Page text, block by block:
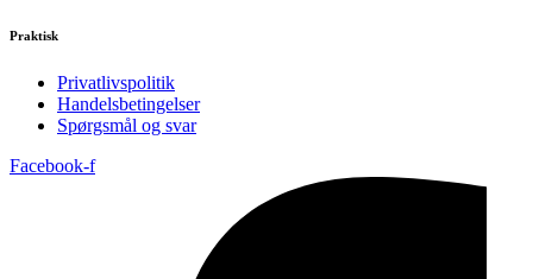
Praktisk
Privatlivspolitik
Handelsbetingelser
Spørgsmål og svar
Facebook-f